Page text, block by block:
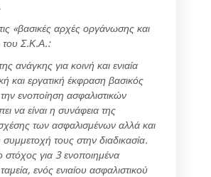
«βασικές αρχές οργάνωσης και
του Σ.Κ.Α.:
ανάγκης για κοινή και ενιαία
και εργατική έκφραση βασικός
ενοποίηση ασφαλιστικών
να είναι η συνάφεια της
των ασφαλισμένων αλλά και
συμμετοχή τους στην διαδικασία.
για 3 ενοποιημένα
ενός ενιαίου ασφαλιστικού